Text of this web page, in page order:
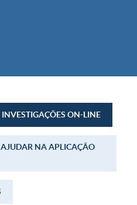
INVESTIGAÇÕES ON-LINE
NA APLICAÇÃO